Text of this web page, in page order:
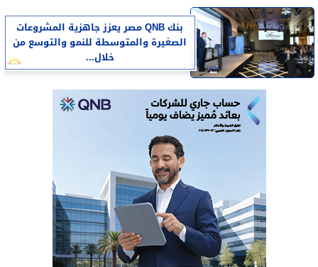
بنك QNB مصر يعزز جاهزية المشروعات
الصغيرة والمتوسطة للنمو والتوسع من
خلال...